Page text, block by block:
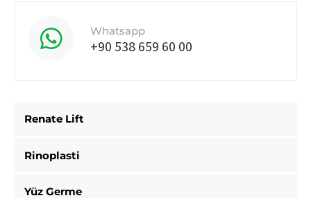
Whatsapp
+90 538 659 60 00
Renate Lift
Rinoplasti
Yüz Germe